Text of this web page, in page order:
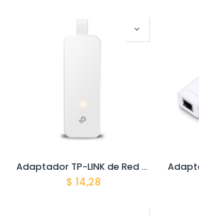
Adaptador TP-LINK de Red USB 3.0 a Ethernet Gigabit 1000Mbps UE300
$ 14,28